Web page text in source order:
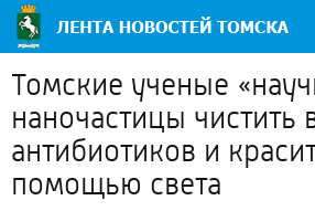
Томские ученые
наночастицы чистить
антибиотиков и
помощью света